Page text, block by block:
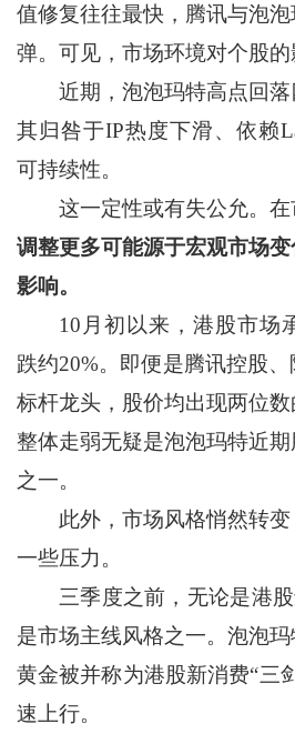
值修复往往最快，腾讯与泡
弹。可见，市场环境对个股的
近期，泡泡玛特高点回落
其归咎于IP热度下滑、依赖
可持续性。
这一定性或有失公允。在
调整更多可能源于宏观市场
影响。
10月初以来，港股市场
跌约20%。即便是腾讯控股
标杆龙头，股价均出现两位
整体走弱无疑是泡泡玛特近
之一。
此外，市场风格悄然转变
一些压力。
三季度之前，无论是港股
是市场主线风格之一。泡泡
黄金被并称为港股新消费“三
速上行。